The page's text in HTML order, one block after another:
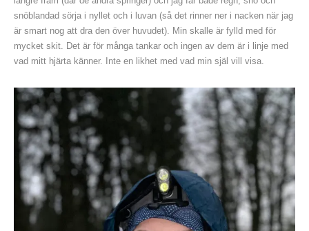
snöblandad sörja i nyllet och i luvan (så det rinner ner i nacken när jag
är smart nog att dra den över huvudet). Min skalle är fylld med för
mycket skit. Det är för många tankar och ingen av dem är i linje med
vad mitt hjärta känner. Inte en likhet med vad min själ vill visa.